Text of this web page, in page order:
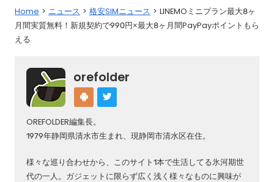
Home ニュース 格安SIMニュース
LINEMOミニプラン最大8ヶ
月間実質無料！新規契約で990円×最大8ヶ月間PayPayポイントもら
える
orefolder
OREFOLDER編集長。
1979年静岡県清水市生まれ、現静岡市清水区在住。
様々な巡り合わせから、このサイト1本で生活してる氷河期世
代の一人。ガジェットに限らず広く浅く様々なものに興味が